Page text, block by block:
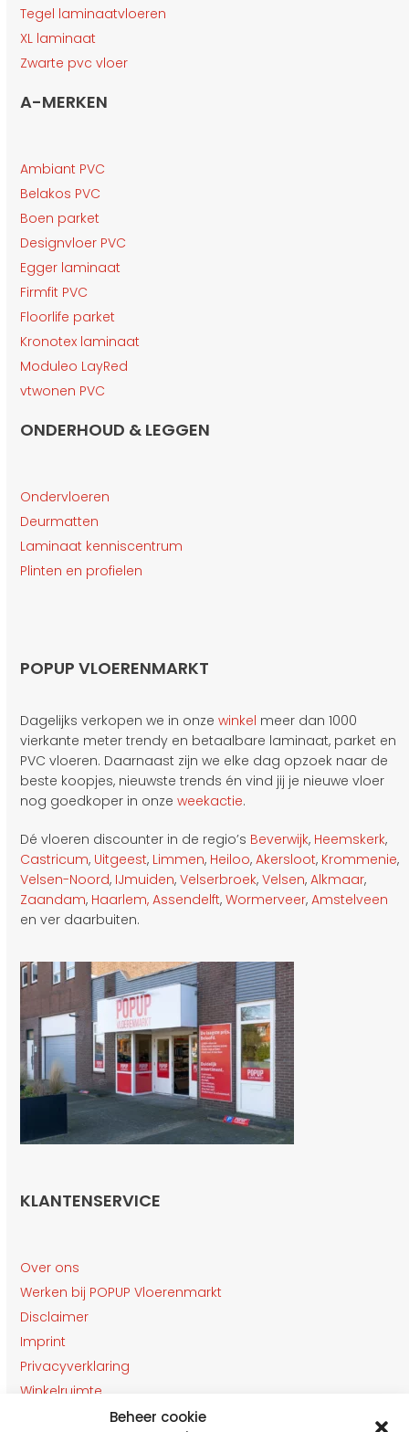
Beheer cookie
Tegel laminaatvloeren
XL laminaat
Zwarte pvc vloer
A-MERKEN
Ambiant PVC
Belakos PVC
Boen parket
Designvloer PVC
Egger laminaat
Firmfit PVC
Floorlife parket
Kronotex laminaat
Moduleo LayRed
vtwonen PVC
ONDERHOUD & LEGGEN
Ondervloeren
Deurmatten
Laminaat kenniscentrum
Plinten en profielen
POPUP VLOERENMARKT
Dagelijks verkopen we in onzewinkel meer dan 1000
vierkante meter trendy en betaalbare laminaat, parket en
PVC vloeren. Daarnaast zijn we elke dag opzoek naar de
beste koopjes, nieuwste trends én vind jij je nieuwe vloer
nog goedkoper in onzeweekactie.
Dé vloeren discounter in de regio’s Beverwijk, Heemskerk,
Castricum, Uitgeest, Limmen, Heiloo,Akersloot, Krommenie,
Velsen-Noord, IJmuiden,Velserbroek,Velsen,Alkmaar,
Zaandam, Haarlem, Assendelft,Wormerveer,Amstelveen
en ver daarbuiten.
KLANTENSERVICE
Over ons
Werken bij POPUP Vloerenmarkt
Disclaimer
Imprint
Privacyverklaring
Winkelruimte
Klantenservice